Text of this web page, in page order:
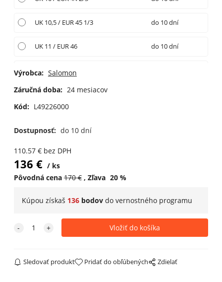
UK 10,5 / EUR 45 1/3 do 10 dní
UK 11 / EUR 46 do 10 dní
UK 12 / EUR 47 1/3
Výrobca: Salomon
Záručná doba: 24 mesiacov
Kód: L49226000
Dostupnosť: do 10 dní
110.57€ bez DPH
136 €
ks
Pôvodná cena 170€ Zľava 20%
Kúpou získaš 136bodovdo vernostného programu
Sledovať produkt Pridať do obľúbených Zdielať